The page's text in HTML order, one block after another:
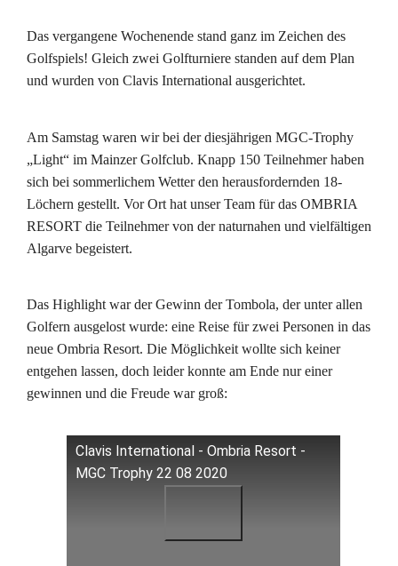
Das vergangene Wochenende stand ganz im Zeichen des
Golfspiels! Gleich zwei Golfturniere standen auf dem Plan
und wurden von Clavis International ausgerichtet.
Am Samstag waren wir bei der diesjährigen MGC-Trophy
„Light“ im Mainzer Golfclub. Knapp 150 Teilnehmer haben
sich bei sommerlichem Wetter den herausfordernden 18-
Löchern gestellt. Vor Ort hat unser Team für das OMBRIA
RESORT die Teilnehmer von der naturnahen und vielfältigen
Algarve begeistert.
Das Highlight war der Gewinn der Tombola, der unter allen
Golfern ausgelost wurde: eine Reise für zwei Personen in das
neue Ombria Resort. Die Möglichkeit wollte sich keiner
entgehen lassen, doch leider konnte am Ende nur einer
gewinnen und die Freude war groß:
Clavis International - Ombria Resort -
MGC Trophy 22 08 2020